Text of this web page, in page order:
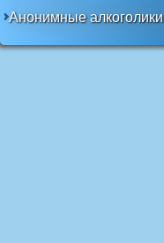
Анонимные алкоголики